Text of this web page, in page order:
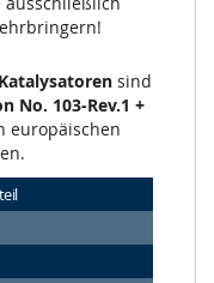
sind
No. 103-Rev.1 +
europäischen